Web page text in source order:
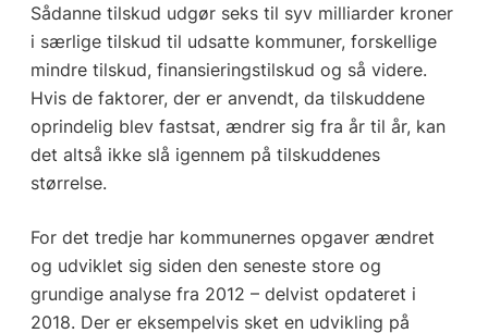
Sådanne tilskud udgør seks til syv milliarder kroner
i særlige tilskud til udsatte kommuner, forskellige
mindre tilskud, finansieringstilskud og så videre.
Hvis de faktorer, der er anvendt, da tilskuddene
oprindelig blev fastsat, ændrer sig fra år til år, kan
det altså ikke slå igennem på tilskuddenes
størrelse.
For det tredje har kommunernes opgaver ændret
og udviklet sig siden den seneste store og
grundige analyse fra 2012 – delvist opdateret i
2018. Der er eksempelvis sket en udvikling på